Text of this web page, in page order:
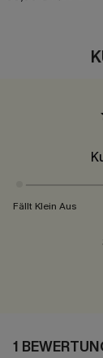
Fällt Klein Aus
1